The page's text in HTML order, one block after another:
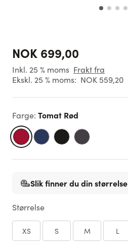
NOK 699,00
Inkl. 25 % moms Frakt fra
Ekskl. 25 % moms: NOK 559,20
Farge: Tomat Rød
Slik finner du din størrelse
Størrelse
XS S M L